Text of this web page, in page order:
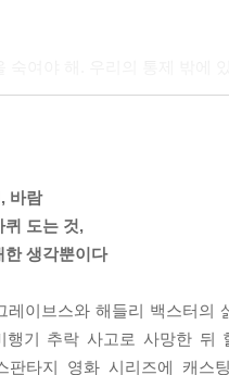
펼쳐지며, 언제나 끝이 없다.
바람
퀴 도는 것,
한 생각뿐이다
레이브스와 해들리 백스터의
행기 추락 사고로 사망한 뒤
판타지 영화 시리즈에 캐